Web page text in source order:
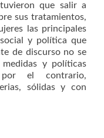
que salir a
sus tratamientos,
las principales
y política que
de discurso no se
y políticas
por el contrario,
sólidas y con